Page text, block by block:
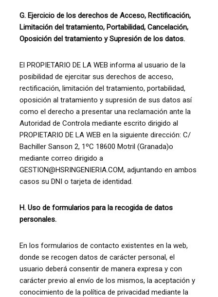
G. Ejercicio de los derechos de Acceso, Rectificación,
Limitación del tratamiento, Portabilidad, Cancelación,
Oposición del tratamiento y Supresión de los datos.
El PROPIETARIO DE LA WEB informa al usuario de la
posibilidad de ejercitar sus derechos de acceso,
rectificación, limitación del tratamiento, portabilidad,
oposición al tratamiento y supresión de sus datos así
como el derecho a presentar una reclamación ante la
Autoridad de Controla mediante escrito dirigido al
PROPIETARIO DE LA WEB en la siguiente dirección: C/
Bachiller Sanson 2, 1ºC 18600 Motril (Granada)o
mediante correo dirigido a
GESTION@HSRINGENIERIA.COM, adjuntando en ambos
casos su DNI o tarjeta de identidad.
H. Uso de formularios para la recogida de datos
personales.
En los formularios de contacto existentes en la web,
donde se recogen datos de carácter personal, el
usuario deberá consentir de manera expresa y con
carácter previo al envío de los mismos, la aceptación y
conocimiento de la política de privacidad mediante la